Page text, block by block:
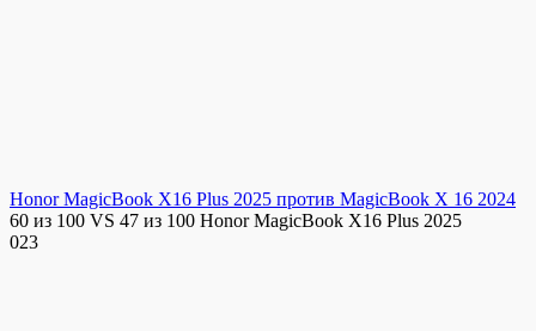
Honor MagicBook X16 Plus 2025 против MagicBook X 16 2024
60 из 100 VS 47 из 100 Honor MagicBook X16 Plus 2025
023